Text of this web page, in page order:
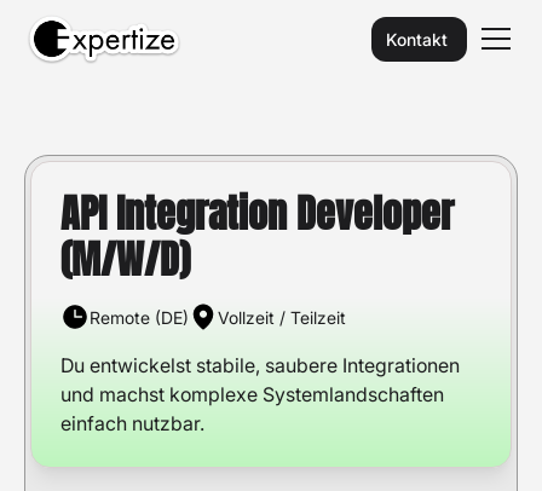
Kontakt
API Integration Developer
(M/W/D)
Remote (DE) Vollzeit / Teilzeit
Du entwickelst stabile, saubere Integrationen
und machst komplexe Systemlandschaften
einfach nutzbar.